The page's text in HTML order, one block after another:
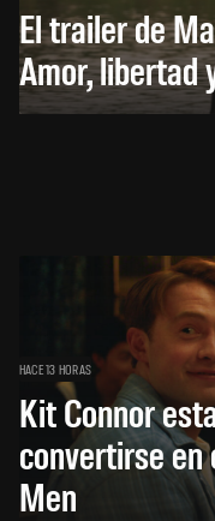
El trailer de
Amor, libertad
HACE 13 HORAS
Kit Connor
convertirse en
Men